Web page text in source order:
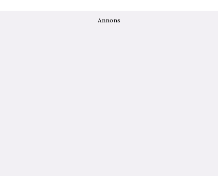
Annons